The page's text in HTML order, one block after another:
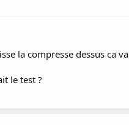
la compresse dessus ca va
le test ?